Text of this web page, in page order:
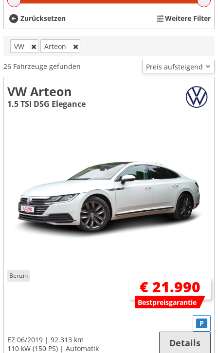
Zurücksetzen Weitere Filter
VW Arteon
26 Fahrzeuge gefunden
VW Arteon
1.5 TSI DSG Elegance
Benzin
€ 21.990
Bestpreisgarantie
EZ 06/2019
92.313 km
110 kW (150 PS)
Automatik
P
Details